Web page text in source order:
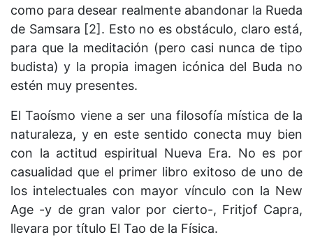
como para desear realmente abandonar la Rueda
de Samsara [2]. Esto no es obstáculo, claro está,
para que la meditación (pero casi nunca de tipo
budista) y la propia imagen icónica del Buda no
estén muy presentes.
El Taoísmo viene a ser una filosofía mística de la
naturaleza, y en este sentido conecta muy bien
con la actitud espiritual Nueva Era. No es por
casualidad que el primer libro exitoso de uno de
los intelectuales con mayor vínculo con la New
Age -y de gran valor por cierto-, Fritjof Capra,
llevara por título El Tao de la Física.